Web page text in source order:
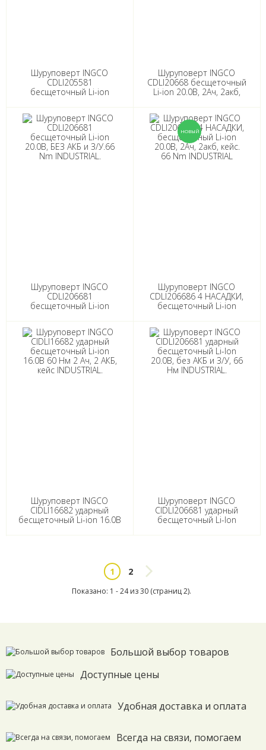
Шуруповерт INGCO
CDLI205581
бесщеточный Li-ion
Шуруповерт INGCO
CDLI20668 бесщеточный
Li-ion 20.0В, 2Ач, 2акб,
Шуруповерт INGCO
CDLI206681
бесщеточный Li-ion
Шуруповерт INGCO
CDLI206686 4 НАСАДКИ,
бесщеточный Li-ion
Шуруповерт INGCO
CIDLI16682 ударный
бесщеточный Li-ion 16.0В
Шуруповерт INGCO
CIDLI206681 ударный
бесщеточный Li-Ion
1 2
Показано: 1 - 24 из 30 (страниц 2).
Большой выбор товаров
Доступные цены
Удобная доставка и оплата
Всегда на связи, помогаем